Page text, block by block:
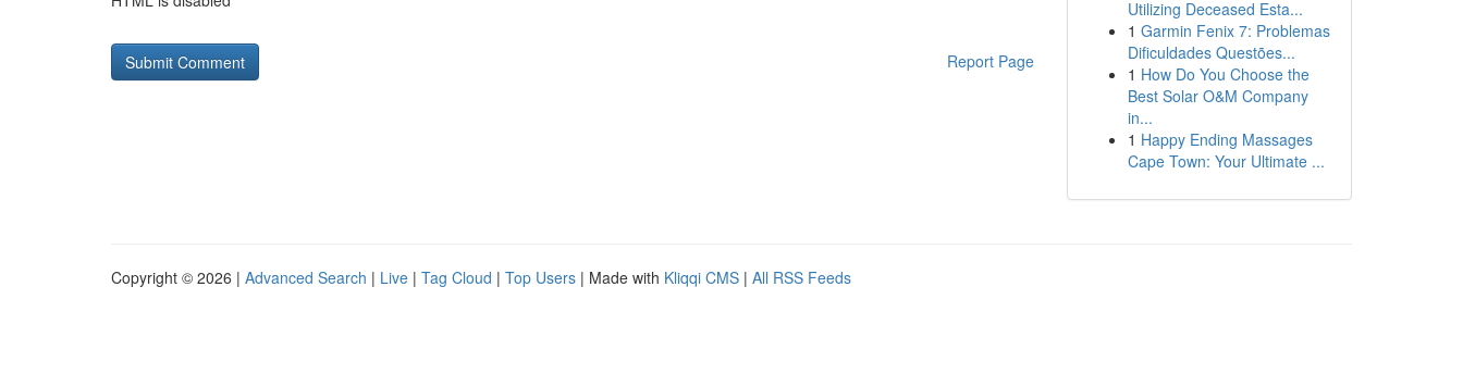
Report Page
Utilizing Deceased Esta...
1 Garmin Fenix 7: Problemas
Dificuldades Questões...
1 How Do You Choose the
Best Solar O&M Company
in...
1 Happy Ending Massages
Cape Town: Your Ultimate ...
Copyright © 2026 | Advanced Search | Live | Tag Cloud | Top Users | Made with Kliqqi CMS | All RSS Feeds